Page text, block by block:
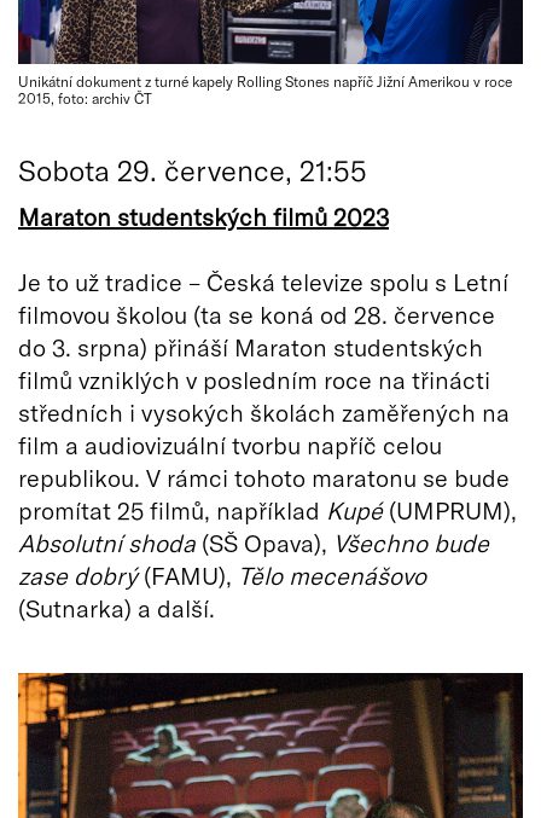
Unikátní dokument z turné kapely Rolling Stones napříč Jižní Amerikou v roce
2015, foto: archiv ČT
Sobota 29. července, 21:55
Maraton studentských filmů 2023
Je to už tradice – Česká televize spolu s Letní
filmovou školou (ta se koná od 28. července
do 3. srpna) přináší Maraton studentských
filmů vzniklých v posledním roce na třinácti
středních i vysokých školách zaměřených na
film a audiovizuální tvorbu napříč celou
republikou. V rámci tohoto maratonu se bude
promítat 25 filmů, například Kupé(UMPRUM),
Absolutní shoda (SŠ Opava), Všechno bude
zase dobrý(FAMU), Tělo mecenášovo
(Sutnarka) a další.